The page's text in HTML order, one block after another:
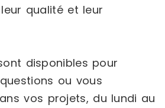
qualité et leur
disponibles pour
ou vous
vos projets, du lundi au